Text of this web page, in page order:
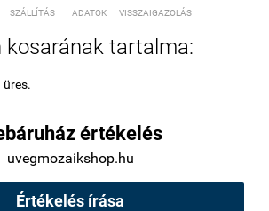
SZÁLLÍTÁS ADATOK VISSZAIGAZOLÁS
kosarának tartalma:
üres.
értékelés
uvegmozaikshop.hu
Értékelés írása